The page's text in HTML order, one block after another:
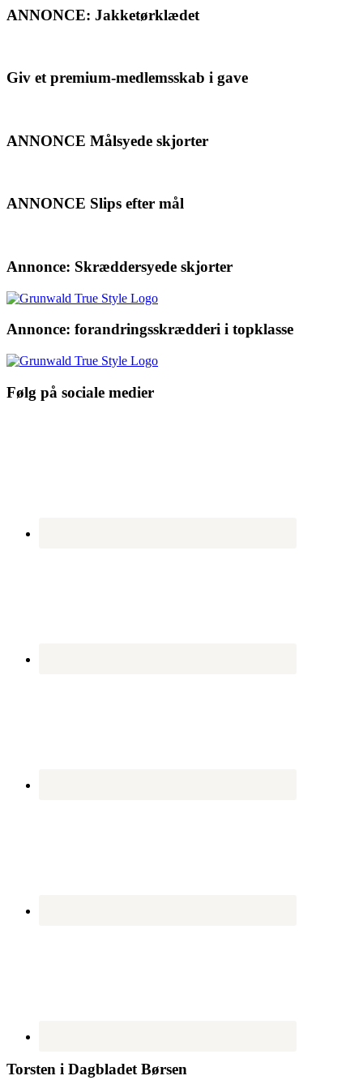
ANNONCE: Jakketørklædet
Giv et premium-medlemsskab i gave
ANNONCE Målsyede skjorter
ANNONCE Slips efter mål
Annonce: Skræddersyede skjorter
Annonce: forandringsskrædderi i topklasse
Følg på sociale medier
Torsten i Dagbladet Børsen